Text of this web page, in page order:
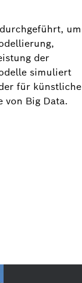
um
der
simuliert
für künstliche
von Big Data.